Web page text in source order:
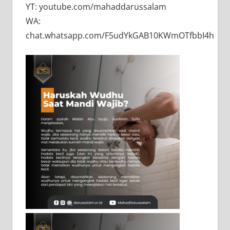
YT: youtube.com/mahaddarussalam
WA:
chat.whatsapp.com/F5udYkGAB10KWmOTfbbI4h